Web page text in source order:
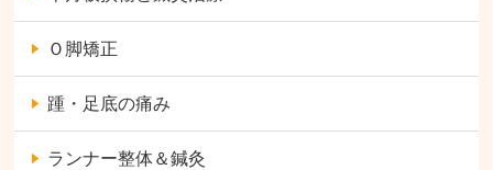
Ｏ脚矯正
踵・足底の痛み
ランナー整体＆鍼灸